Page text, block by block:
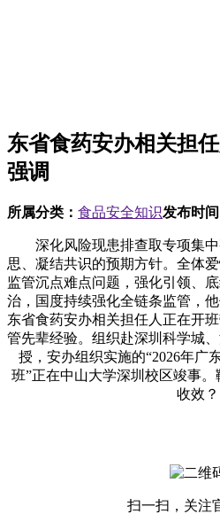
东省食药安办相关担
强调
所属分类： 食品安全知识发布时间
深化风险现患排查取专项集中
思、凝结共识的预期方针。全体
监管沉点难点问题，强化引领、
治，国度持续强化全链条监管，
东省食药安办相关担任人正在开
管先辈经验。组织赴深圳科学城
授，安办组织实施的“2026年广
班”正在中山大学深圳校区竣事
收效？
扫一扫，关注